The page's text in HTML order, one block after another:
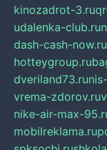
kinozadrot-3.ru
udalenka-club.ru
dash-cash-now.ru
hotteygroup.ru
dveriland73.ru
vrema-zdorov.ru
nike-air-max-
mobilreklama.ru